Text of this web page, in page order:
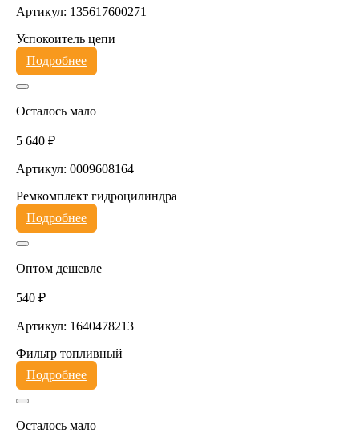
Артикул: 135617600271
Успокоитель цепи
Подробнее
Осталось мало
5 640 ₽
Артикул: 0009608164
Ремкомплект гидроцилиндра
Подробнее
Оптом дешевле
540 ₽
Артикул: 1640478213
Фильтр топливный
Подробнее
Осталось мало